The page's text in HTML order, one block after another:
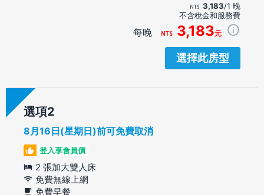
3,183/1 晚
不含稅金和服務費
每晚 3,183元
選擇此房型
選項
8月16日(星期日)前可免費取消
登入享會員價
2 張加大雙人床
免費無線上網
免費早餐